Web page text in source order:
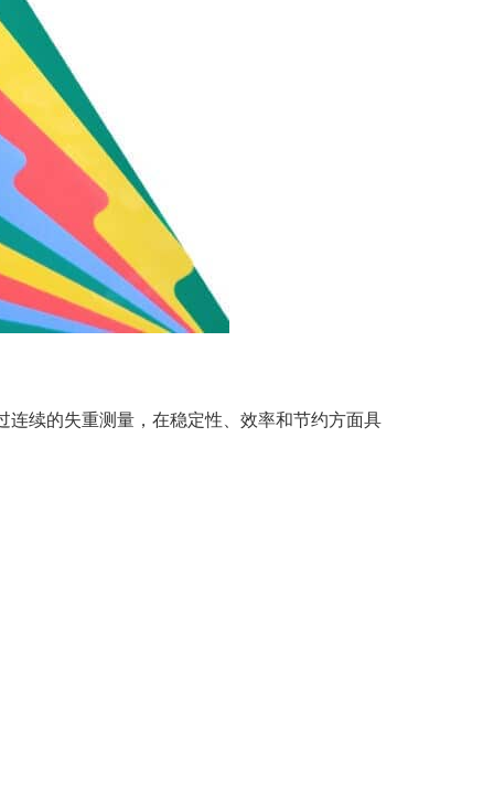
续的失重测量，在稳定性、效率和节约方面具